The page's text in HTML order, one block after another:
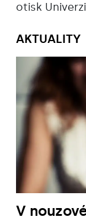
otisk
AKTUALITY
V